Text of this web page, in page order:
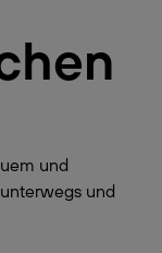
und
und